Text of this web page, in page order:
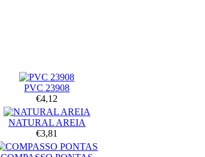
PVC 23908
€4,12
NATURAL AREIA
€3,81